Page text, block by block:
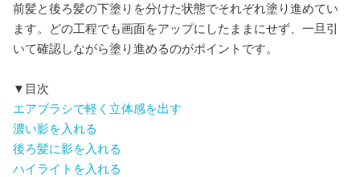
前髪と後ろ髪の下塗りを分けた状態でそれぞれ塗り進めてい
ます。どの工程でも画面をアップにしたままにせず、一旦引
いて確認しながら塗り進めるのがポイントです。
▼目次
エアブラシで軽く立体感を出す
濃い影を入れる
後ろ髪に影を入れる
ハイライトを入れる